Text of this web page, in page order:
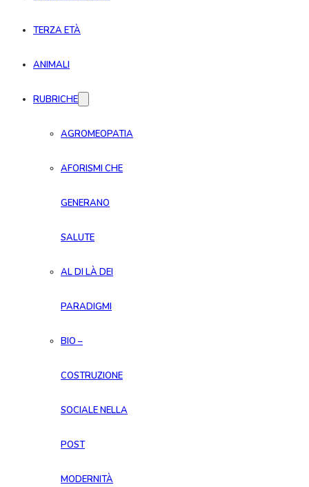
TERZA ETÀ
ANIMALI
RUBRICHE
AGROMEOPATIA
AFORISMI CHE
GENERANO
SALUTE
AL DI LÀ DEI
PARADIGMI
BIO –
COSTRUZIONE
SOCIALE NELLA
POST
MODERNITÀ